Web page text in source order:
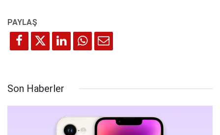
Son Haberler